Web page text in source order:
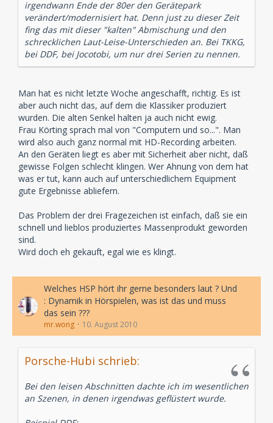
irgendwann Ende der 80er den Gerätepark
verändert/modernisiert hat. Denn just zu dieser Zeit
fing das mit dieser "kalten" Abmischung und den
schrecklichen Laut-Leise-Unterschieden an. Bei TKKG,
bei DDF, bei Jocotobi, um nur drei Serien zu nennen.
Man hat es nicht letzte Woche angeschafft, richtig. Es ist
aber auch nicht das, auf dem die Klassiker produziert
wurden. Die alten Senkel halten ja auch nicht ewig.
Frau Körting sprach mal von "Computern und so...". Man
wird also auch ganz normal mit HD-Recording arbeiten.
An den Geräten liegt es aber mit Sicherheit aber nicht, daß
gewisse Folgen schlecht klingen. Wer Ahnung von dem hat
was er tut, kann auch auf unterschiedlichem Equipment
gute Ergebnisse abliefern.
Das Problem der drei Fragezeichen ist einfach, daß sie ein
schnell und lieblos produziertes Massenprodukt geworden
sind.
Wird doch eh gekauft, egal wie es klingt.
Welches HSP hört ihr gerne besonders laut ? Und
: Dynamik in Hörspielen, was ist das und muss
das sein ???
mr.wong 10. August 2010
Porsche-Hubi schrieb:
Bei den leisen Abschnitten dachte ich im wesentlichen
an Szenen, in denen irgendwas geflüstert wurde.